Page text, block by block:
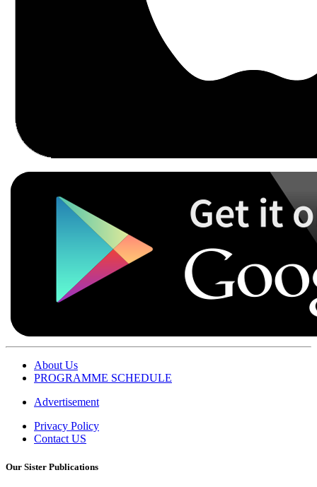
About Us
PROGRAMME SCHEDULE
Advertisement
Privacy Policy
Contact US
Our Sister Publications